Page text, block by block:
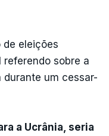
de eleições
sobre a
durante um cessar-
a Ucrânia, seria